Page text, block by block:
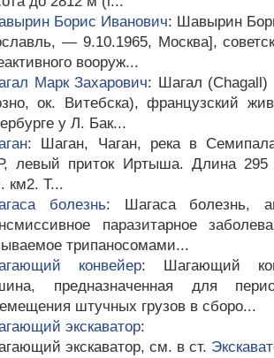
Борис Иванович: Шавырин
— 9.10.1965, Москва],
вооруж...
Марк Захарович: Шагал (Chagall)
ок. Витебска), французский
у Л. Бак...
: Шаган, Чаган, река в
левый приток Иртыша. Длина 295
км2. Т...
болезнь: Шагаса болезнь,
паразитарное
трипаносомами...
конвейер: Шагающий
предназначенная для
штучных грузов в сборо...
экскаватор:
экскаватор, см. в ст.